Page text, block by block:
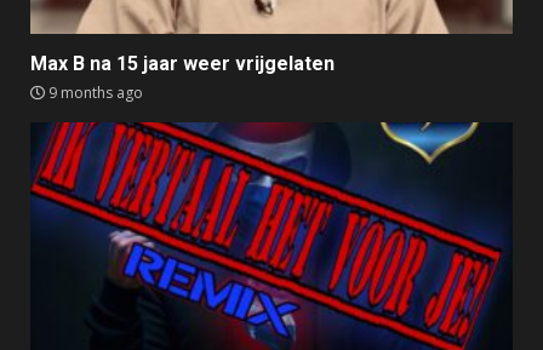
Max B na 15 jaar weer vrijgelaten
9 months ago